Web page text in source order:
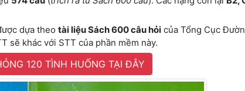
dựa theo tài liệu Sách 600 câu hỏi của Tổng Cục
sẽ khác với STT của phần mềm này.
120 TÌNH HUỐNG TẠI ĐÂY